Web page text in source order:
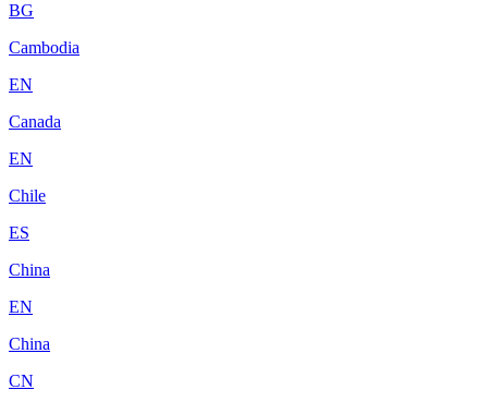
BG
Cambodia
EN
Canada
EN
Chile
ES
China
EN
China
CN